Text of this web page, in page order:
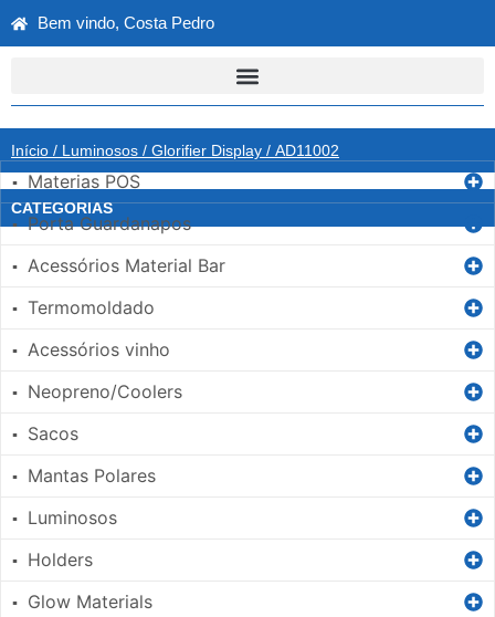
Bem vindo, Costa Pedro
Início / Luminosos / Glorifier Display / AD11002
CATEGORIAS
▪ Materias POS
▪ Porta Guardanapos
▪ Acessórios Material Bar
▪ Termomoldado
▪ Acessórios vinho
▪ Neopreno/Coolers
▪ Sacos
▪ Mantas Polares
▪ Luminosos
▪ Holders
▪ Glow Materials